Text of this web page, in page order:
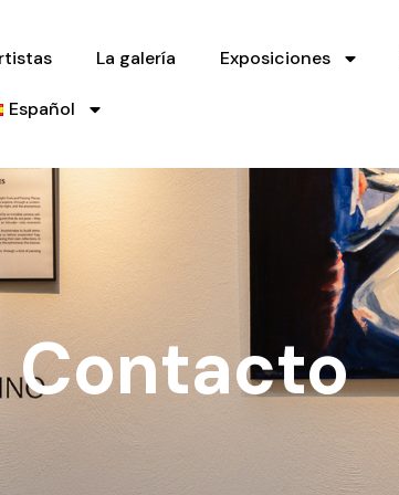
La galería Exposiciones
Español
Contacto